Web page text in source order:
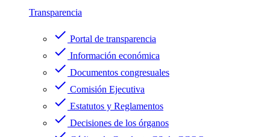
Transparencia
check Portal de transparencia
check Información económica
check Documentos congresuales
check Comisión Ejecutiva
check Estatutos y Reglamentos
check Decisiones de los órganos